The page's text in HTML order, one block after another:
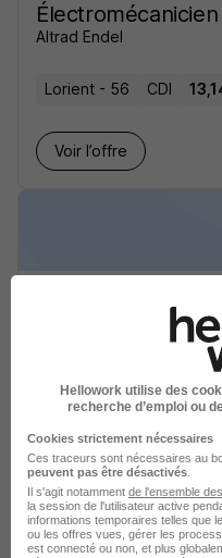
Altrad Endel
Lorient - 56 CDI
Voir l’offre
Electro-
Voir l’offre
Hellowork utilise des
recherche d’emploi ou
Cookies strictement nécessaires
Ces traceurs sont nécessaires au
peuvent pas être désactivés
Il s'agit notamment de l'ensemble
la session de l'utilisateur active
informations temporaires telles que
ou les offres vues, gérer les
est connecté ou non, et plus